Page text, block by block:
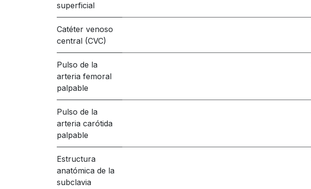
superficial
Catéter venoso
central (CVC)
Pulso de la
arteria femoral
palpable
Pulso de la
arteria carótida
palpable
Estructura
anatómica de la
subclavia